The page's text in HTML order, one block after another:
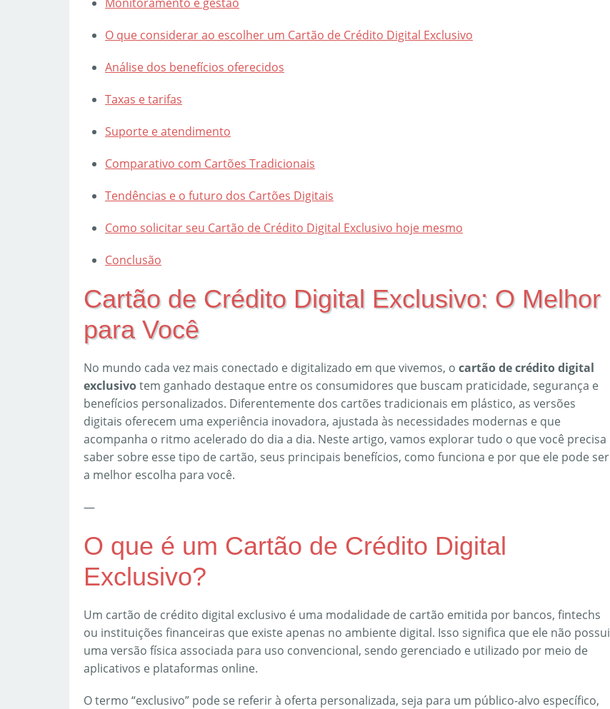
O que considerar ao escolher um Cartão de Crédito Digital Exclusivo
Análise dos benefícios oferecidos
Taxas e tarifas
Suporte e atendimento
Comparativo com Cartões Tradicionais
Tendências e o futuro dos Cartões Digitais
Como solicitar seu Cartão de Crédito Digital Exclusivo hoje mesmo
Conclusão
Cartão de Crédito Digital Exclusivo: O Melhor
para Você
No mundo cada vez mais conectado e digitalizado em que vivemos, o cartão de crédito digital
exclusivotem ganhado destaque entre os consumidores que buscam praticidade, segurança e
benefícios personalizados. Diferentemente dos cartões tradicionais em plástico, as versões
digitais oferecem uma experiência inovadora, ajustada às necessidades modernas e que
acompanha o ritmo acelerado do dia a dia. Neste artigo, vamos explorar tudo o que você precisa
saber sobre esse tipo de cartão, seus principais benefícios, como funciona e por que ele pode ser
a melhor escolha para você.
—
O que é um Cartão de Crédito Digital
Exclusivo?
Um cartão de crédito digital exclusivo é uma modalidade de cartão emitida por bancos, fintechs
ou instituições financeiras que existe apenas no ambiente digital. Isso significa que ele não possui
uma versão física associada para uso convencional, sendo gerenciado e utilizado por meio de
aplicativos e plataformas online.
O termo “exclusivo” pode se referir à oferta personalizada, seja para um público-alvo específico,